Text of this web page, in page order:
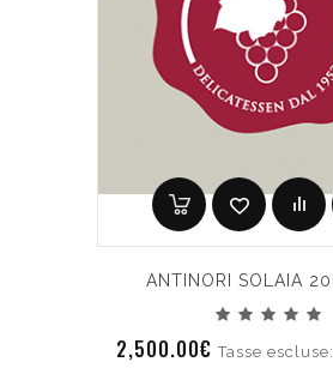
ANTINORI SOLAIA
2,500.00€Tasse